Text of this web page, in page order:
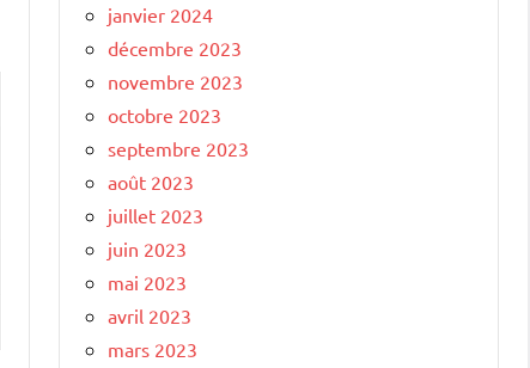
janvier 2024
décembre 2023
novembre 2023
octobre 2023
septembre 2023
août 2023
juillet 2023
juin 2023
mai 2023
avril 2023
mars 2023